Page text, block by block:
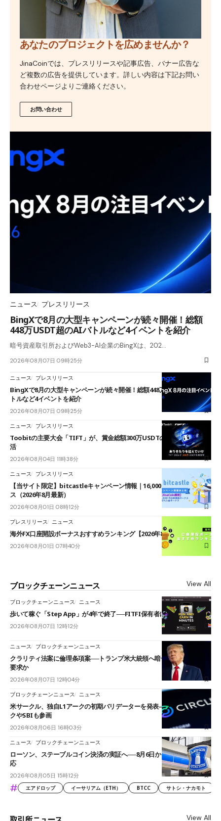
あなたのプロジェクトを広めませんか？
JinaCoinでは、プレスリリースや記事広告、バナー広告な
ど複数の広告を提供しています。詳しい内容は下記お問い
合わせページよりご連絡ください。
お問い合わせ
ニュース プレスリリース
BingXで8月の大型キャンペーンが続々開催！総額
448万USDT超のAIバトルなど4イベントを紹介
暗号資産取引所およびWeb3-AI企業のBingXは、202…
2026年08月07日 09時25分
ニュース プレスリリース
BingXで8月の大型キャンペーンが続々開催！総額448万USDT超のAIバ
トルなど4イベントを紹介
2026年08月07日 09時25分
ニュース プレスリリース
Toobitの主要大会「TIFT」が、賞金総額300万USDTのレースとして復
活
2026年08月04日 11時38分
ニュース プレスリリース
【当サイト限定】bitcastleキャンペーン情報｜16,000円口座開設ボーナ
ス（2026年8月最新）
2026年08月01日 08時12分
プレスリリース ニュース
海外FX口座開設ボーナスおすすめランキング【2026年8月最新】
2026年08月01日 07時40分
ブロックチェーンニュース View All
ブロックチェーンニュース ニュース
歩いて稼ぐ「Step App」が4年で終了──FITFI保有者に対応呼びかけ
2026年08月07日 12時12分
ニュース ブロックチェーンニュース
クラリティ法案に倫理条項案──トランプ米大統領へ暗号資産事業の売却
要求か
2026年08月07日 12時04分
ブロックチェーンニュース ニュース
米サークル、独自L1アークの初期バリデーターを発表――ブラックロッ
クやSBIも参画
2026年08月06日 16時03分
ニュース ブロックチェーンニュース
ローソン、ステーブルコイン決済の実証へ──8月6日からJPYCやUSDC対
応
2026年08月05日 15時12分
# エアドロップ イーサリアム（ETH） BTCC サトシ・ナカモト
View All